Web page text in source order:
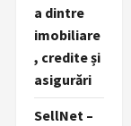
a dintre
imobiliare
, credite și
asigurări
SellNet –